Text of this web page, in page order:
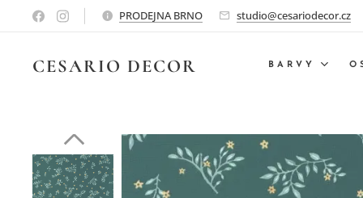
PRODEJNA BRNO studio@cesariodecor.cz
CESARIO DECOR BARVY